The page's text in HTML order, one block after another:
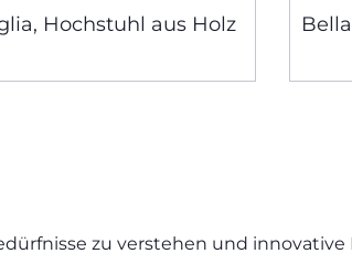
Hochstuhl aus Holz
zu verstehen und innovative